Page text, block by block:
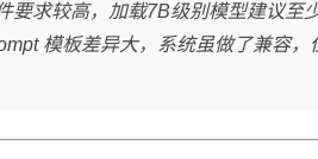
要求较高，加载7B级别模型建议至
模板差异大，系统虽做了兼容